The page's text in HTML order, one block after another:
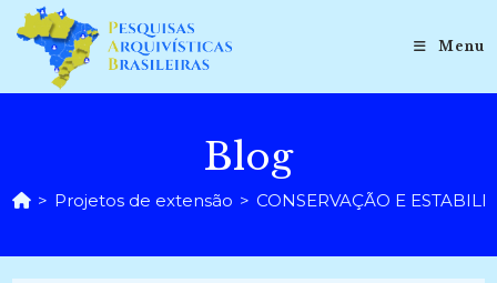
para
conteúdo
Menu
Blog
> Projetos de extensão > CONSERVAÇÃO E